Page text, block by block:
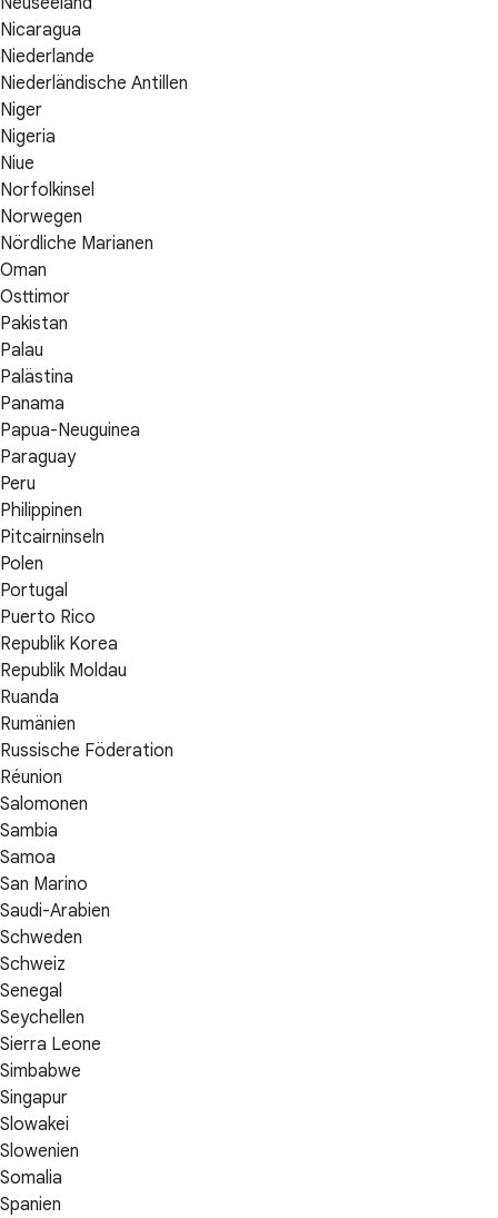
Nicaragua
Niederlande
Niederländische Antillen
Niger
Nigeria
Niue
Norfolkinsel
Norwegen
Nördliche Marianen
Oman
Osttimor
Pakistan
Palau
Palästina
Panama
Papua-Neuguinea
Paraguay
Peru
Philippinen
Pitcairninseln
Polen
Portugal
Puerto Rico
Republik Korea
Republik Moldau
Ruanda
Rumänien
Russische Föderation
Réunion
Salomonen
Sambia
Samoa
San Marino
Saudi-Arabien
Schweden
Schweiz
Senegal
Seychellen
Sierra Leone
Simbabwe
Singapur
Slowakei
Slowenien
Somalia
Spanien